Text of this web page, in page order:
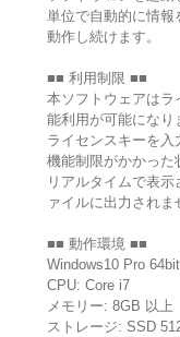
単位で自動的に情報
動作し続けます。
■■ 利用制限 ■■
本ソフトウェアはラ
能利用が可能になり
ライセンスキーを入
機能制限がかかった
リアルタイムで表
ァイルに出力されま
■■ 動作環境 ■■
Windows10 Pro
CPU: Core i7
メモリー: 8GB 以上
ストレージ: SSD